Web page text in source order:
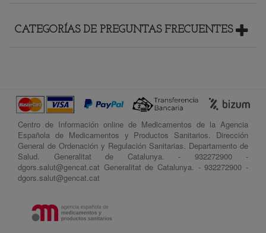
CATEGORÍAS DE PREGUNTAS FRECUENTES
Centro de Información online de Medicamentos de la Agencia
Española de Medicamentos y Productos Sanitarios. Dirección
General de Ordenación y Regulación Sanitarias. Departamento de
Salud. Generalitat de Catalunya. - 932272900 -
dgors.salut@gencat.cat Generalitat de Catalunya. - 932272900 -
dgors.salut@gencat.cat